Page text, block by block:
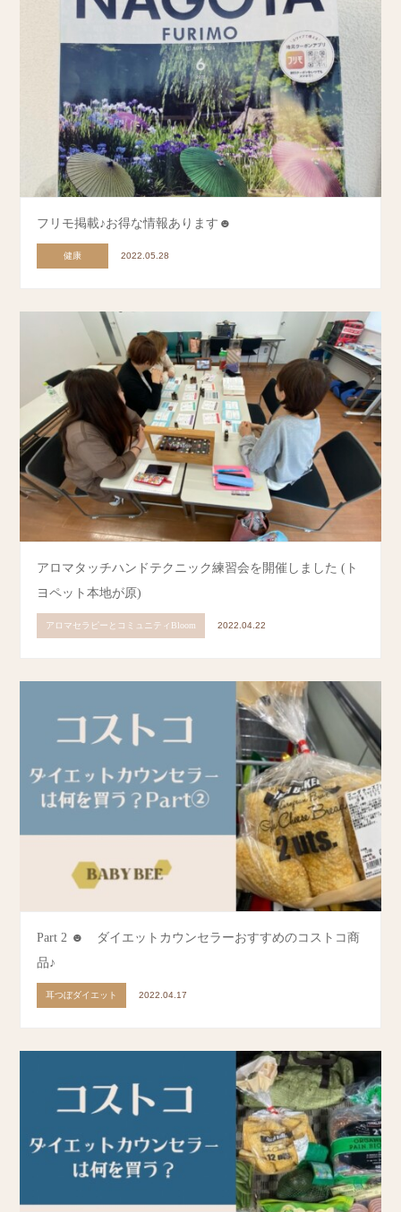
フリモ掲載♪お得な情報あります☻
健康 2022.05.28
アロマタッチハンドテクニック練習会を開催しました (ト
ヨペット本地が原)
アロマセラピーとコミュニティBloom 2022.04.22
Part 2 ☻ ダイエットカウンセラーおすすめのコストコ商
品♪
耳つぼダイエット 2022.04.17